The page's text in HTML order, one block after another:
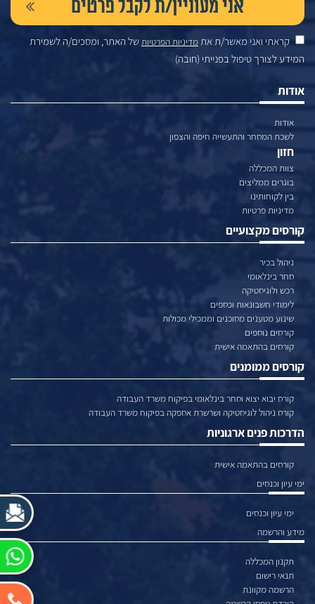
קראתי ואני מאשר/ת אתמדיניות הפרטיותשל האתר, ומסכים/ה לשמירת
המידע לצורך טיפול בפנייתי (חובה)
אודות
אודות
לשכת המסחר והתעשייה חיפה והצפון
חזון
צוות המכללה
בוגרים ממליצים
בין לקוחותינו
מדיניות פרטיות
קורסים מקצועיים
ניהול בכיר
סחר בינלאומי
רכש ולוגיסטיקה
לימודי חשבונאות וכספים
שינוע מטענים מסוכנים וממכילי מכולות
קורסים נוספים
קורסים בהתאמה אישית
קורסים ממומנים
קורס יבוא יצוא וסחר בינלאומי בפיקוח משרד העבודה
קורס ניהול לוגיסטיקה ושרשרת אספקה בפיקוח משרד העבודה
הדרכות פנים ארגוניות
קורסים בהתאמה אישית
ימי עיון וכנסים
ימי עיון וכנסים
מידע והרשמה
תקנון המכללה
תנאי רישום
הרשמה מקוונת